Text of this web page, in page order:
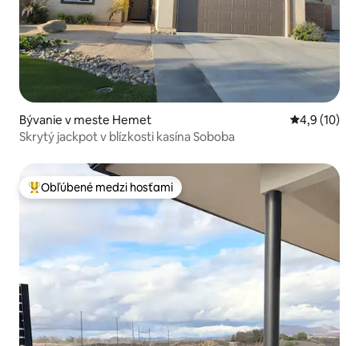
Bývanie v meste Hemet Priemerné
4,9 (10)
Skrytý jackpot v blízkosti kasína Soboba
Najobľúbenejšie medzi hosťami
Obľúbené medzi hosťami